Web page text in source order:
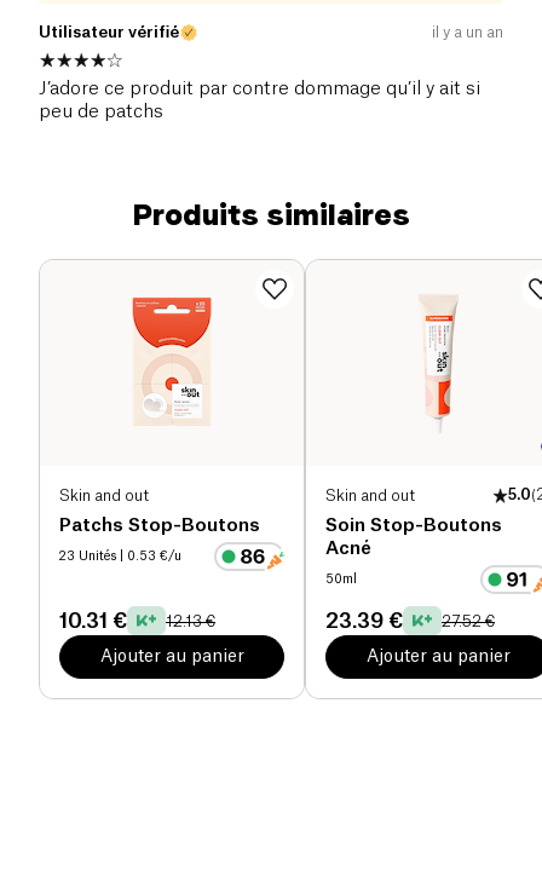
Utilisateur vérifié il y a un an
J’adore ce produit par contre dommage qu’il y ait si
peu de patchs
Produits similaires
Skin and out
Patchs Stop-Boutons
23 Unités | 0.53 €/u
10.31 € 12.13 €
Ajouter au panier
Skin and out 5.0(
Soin Stop-Boutons
Acné
50ml
23.39 € 27.52 €
Ajouter au panier